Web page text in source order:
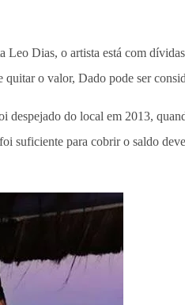
Dias, o artista está com
o valor, Dado pode ser
do local em 2013,
suficiente para cobrir o saldo